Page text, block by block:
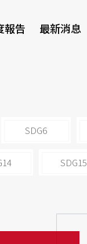
報告 最新消息
SDG6
SDG15